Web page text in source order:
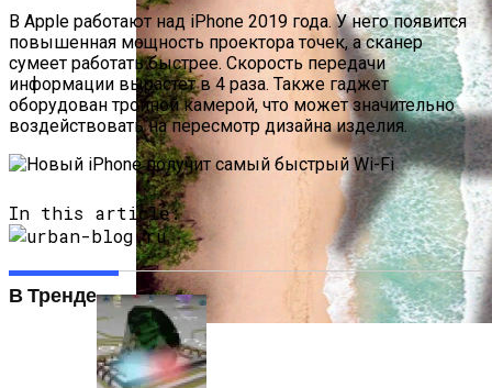
Полетную Программу На Маврикий Из
России Продлили До Мая 2024
В Apple работают над iPhone 2019 года. У него появится
повышенная мощность проектора точек, а сканер
сумеет работать быстрее. Скорость передачи
информации вырастет в 4 раза. Также гаджет
оборудован тройной камерой, что может значительно
воздействовать на пересмотр дизайна изделия.
In this article:
В Тренде